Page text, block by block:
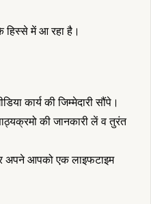
हिस्से में आ रहा है।
कार्य की जिम्मेदारी सौंपे।
की जानकारी लें व तुरंत
अपने आपको एक लाइफटाइम